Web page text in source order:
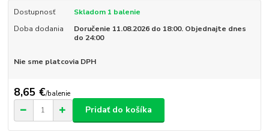
Dostupnosť
Skladom 1 balenie
Doba dodania
Doručenie 11.08.2026 do 18:00. Objednajte dnes
do 24:00
Nie sme platcovia DPH
8,65 €/balenie
Pridať do košíka